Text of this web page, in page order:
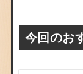
今回のお